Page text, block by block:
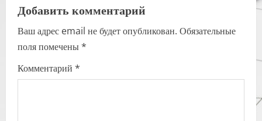
a
v
i
g
Добавить комментарий
Ваш адрес email не будет опубликован. Обязательные
поля помечены*
Комментарий *